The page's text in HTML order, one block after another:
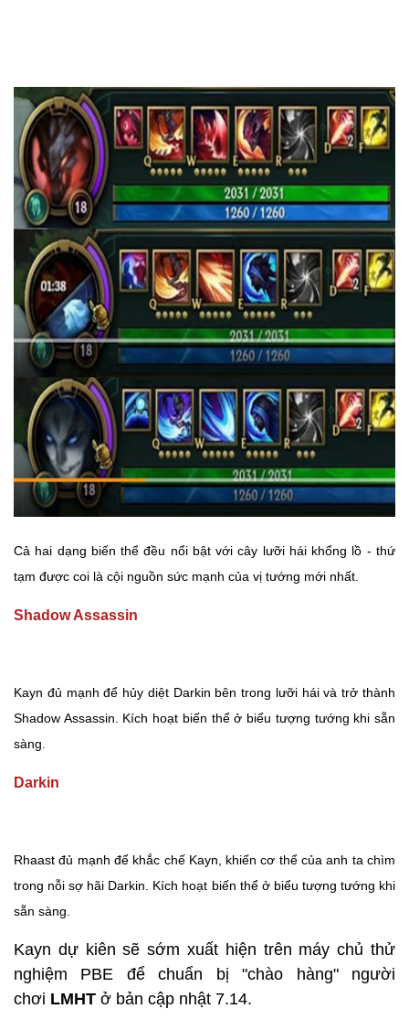
Cả hai dạng biến thể đều nổi bật với cây lưỡi hái khổng lồ - thứ
tạm được coi là cội nguồn sức mạnh của vị tướng mới nhất.
Shadow Assassin
Kayn đủ mạnh để hủy diệt Darkin bên trong lưỡi hái và trở thành
Shadow Assassin. Kích hoạt biến thể ở biểu tượng tướng khi sẵn
sàng.
Darkin
Rhaast đủ mạnh để khắc chế Kayn, khiến cơ thể của anh ta chìm
trong nỗi sợ hãi Darkin. Kích hoạt biến thể ở biểu tượng tướng khi
sẵn sàng.
Kayn dự kiên sẽ sớm xuất hiện trên máy chủ thử
nghiệm PBE để chuẩn bị "chào hàng" người
chơi LMHT ở bản cập nhật 7.14.